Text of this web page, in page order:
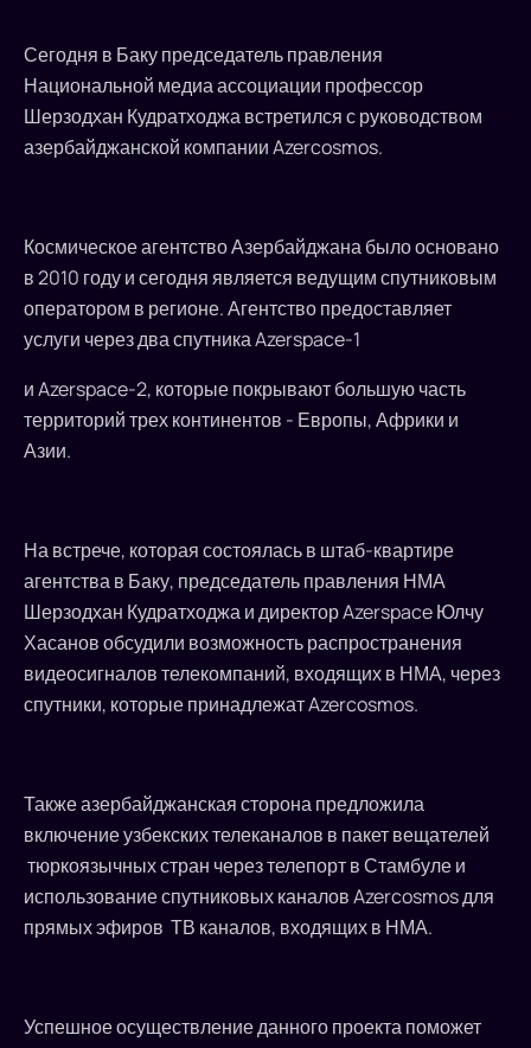
uchrashdi.
2010-
yilda
tashkil
kosmik
agentlik
mintaqadagi
yetakchi
sun’iy
yo‘ldosh
operatori
bo‘lib...
Сегодня в Баку председатель правления
Национальной медиа ассоциации профессор
Шерзодхан Кудратходжа встретился с руководством
азербайджанской компании Azercosmos.
Космическое агентство Азербайджана было основано
в 2010 году и сегодня является ведущим спутниковым
оператором в регионе. Агентство предоставляет
услуги через два спутника Azerspace-1
и Azerspace-2, которые покрывают большую часть
территорий трех континентов - Европы, Африки и
Азии.
На встрече, которая состоялась в штаб-квартире
агентства в Баку, председатель правления НМА
Шерзодхан Кудратходжа и директор Azerspace Юлчу
Хасанов обсудили возможность распространения
видеосигналов телекомпаний, входящих в НМА, через
спутники, которые принадлежат Azercosmos.
Также азербайджанская сторона предложила
включение узбекских телеканалов в пакет вещателей
тюркоязычных стран через телепорт в Стамбуле и
использование спутниковых каналов Azercosmos для
прямых эфиров ТВ каналов, входящих в НМА.
Успешное осуществление данного проекта поможет